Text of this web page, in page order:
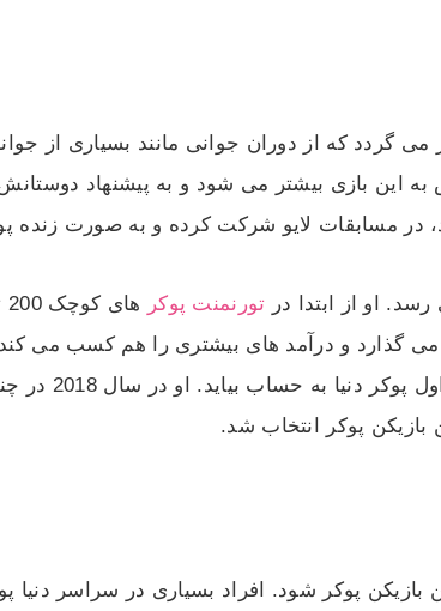
گردد که از دوران جوانی مانند بسیاری از
این بازی بیشتر می شود و به پیشنهاد
در مسابقات لایو شرکت کرده و به صورت زنده
او از ابتدا در تورنمنت پوکر
می گذارد و درآمد های بیشتری را هم کسب می
شد تا در مدت
بازیکن پوکر انتخاب شد.
توانسته بود بهترین بازیکن پوکر شود. افراد بسیاری در